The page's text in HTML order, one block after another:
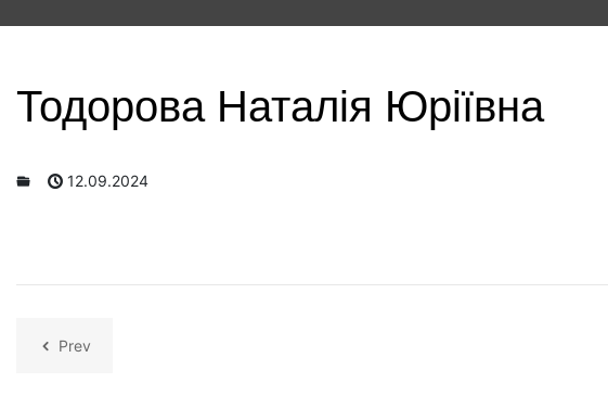
Тодорова Наталія Юріївна
12.09.2024
Prev